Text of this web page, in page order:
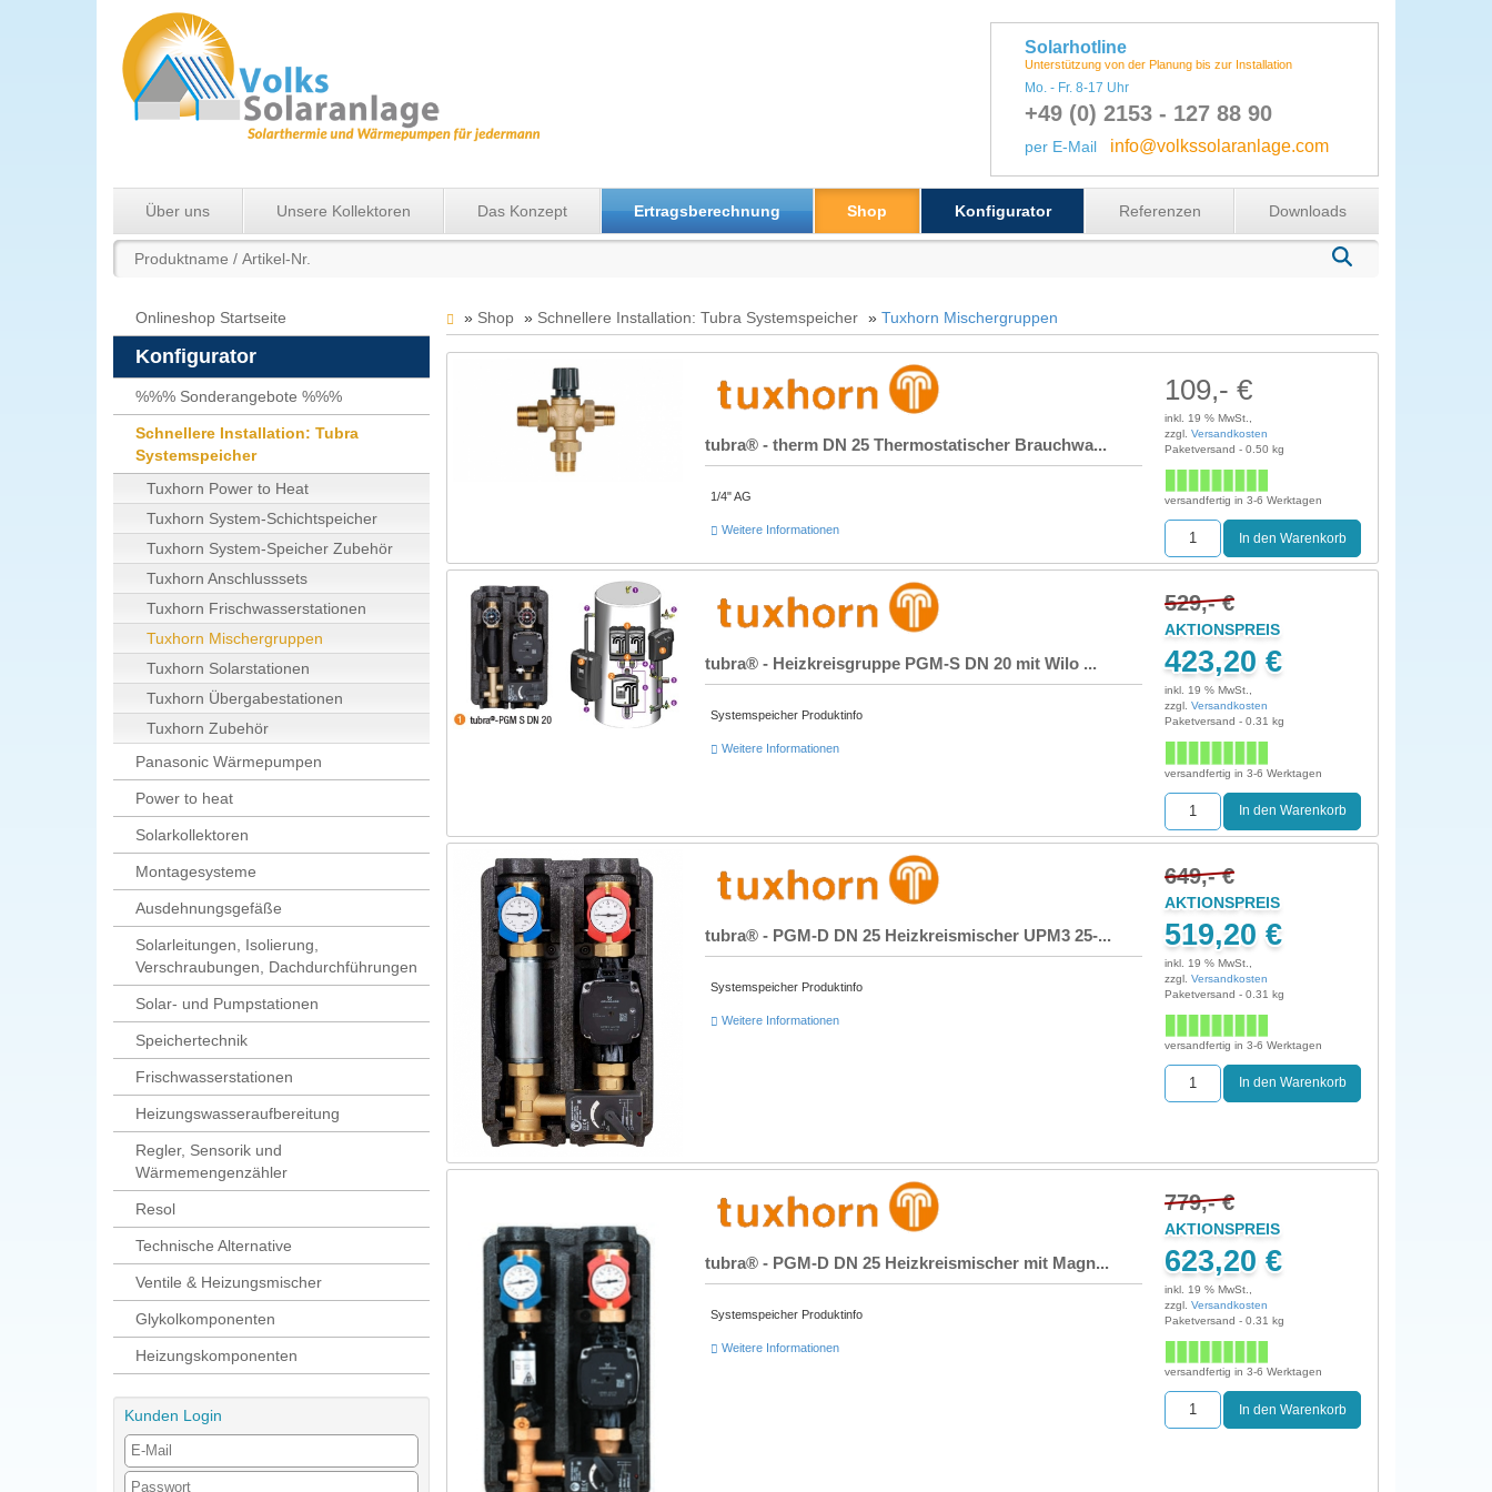
Solarhotline
Unterstützung von der Planung bis zur Installation
Mo. - Fr. 8-17 Uhr
+49 (0) 2153 - 127 88 90
per E-Mail info@volkssolaranlage.com
Über uns Unsere Kollektoren Das Konzept Ertragsberechnung Shop Konfigurator Referenzen Downloads
Onlineshop Startseite
Konfigurator
%%% Sonderangebote %%%
Schnellere Installation: Tubra
Systemspeicher
Tuxhorn Power to Heat
Tuxhorn System-Schichtspeicher
Tuxhorn System-Speicher Zubehör
Tuxhorn Anschlusssets
Tuxhorn Frischwasserstationen
Tuxhorn Mischergruppen
Tuxhorn Solarstationen
Tuxhorn Übergabestationen
Tuxhorn Zubehör
Panasonic Wärmepumpen
Power to heat
Solarkollektoren
Montagesysteme
Ausdehnungsgefäße
Solarleitungen, Isolierung,
Verschraubungen, Dachdurchführungen
Solar- und Pumpstationen
Speichertechnik
Frischwasserstationen
Heizungswasseraufbereitung
Regler, Sensorik und
Wärmemengenzähler
Resol
Technische Alternative
Ventile & Heizungsmischer
Glykolkomponenten
Heizungskomponenten
Kunden Login
» Shop » Schnellere Installation: Tubra Systemspeicher » Tuxhorn Mischergruppen
tubra® - therm DN 25 Thermostatischer Brauchwa...
1/4" AG
Weitere Informationen
109,- €
inkl. 19 % MwSt.,
zzgl. Versandkosten
Paketversand - 0.50 kg
versandfertig in 3-6 Werktagen
tubra® - Heizkreisgruppe PGM-S DN 20 mit Wilo ...
Systemspeicher Produktinfo
Weitere Informationen
529,- €
AKTIONSPREIS
423,20 €
inkl. 19 % MwSt.,
zzgl. Versandkosten
Paketversand - 0.31 kg
versandfertig in 3-6 Werktagen
tubra® - PGM-D DN 25 Heizkreismischer UPM3 25-...
Systemspeicher Produktinfo
Weitere Informationen
649,- €
AKTIONSPREIS
519,20 €
inkl. 19 % MwSt.,
zzgl. Versandkosten
Paketversand - 0.31 kg
versandfertig in 3-6 Werktagen
tubra® - PGM-D DN 25 Heizkreismischer mit Magn...
Systemspeicher Produktinfo
Weitere Informationen
779,- €
AKTIONSPREIS
623,20 €
inkl. 19 % MwSt.,
zzgl. Versandkosten
Paketversand - 0.31 kg
versandfertig in 3-6 Werktagen